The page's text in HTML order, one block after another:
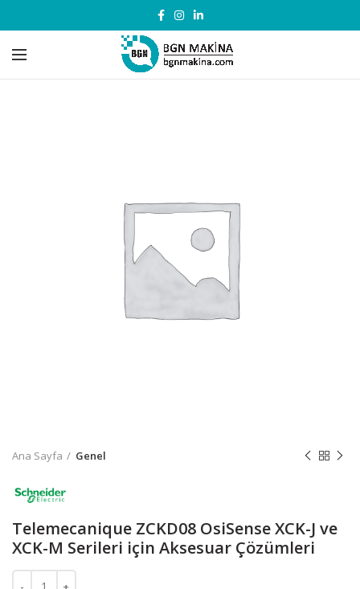
Ana Sayfa Genel
Telemecanique ZCKD08 OsiSense XCK-J ve
XCK-M Serileri için Aksesuar Çözümleri
Telemecanique ZCKD08 OsiSense XCK-J ve XCK-M Serileri için